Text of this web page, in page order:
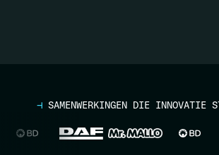
⊣ SAMENWERKINGEN DIE INNOVATIE